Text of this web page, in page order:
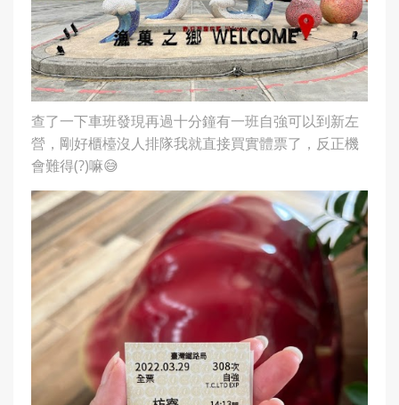
查了一下車班發現再過十分鐘有一班自強可以到新左
營，剛好櫃檯沒人排隊我就直接買實體票了，反正機
會難得(?)嘛😅